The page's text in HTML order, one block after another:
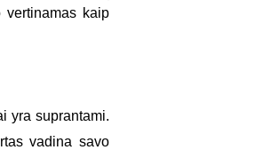
vertinamas kaip
yra suprantami.
vadina savo